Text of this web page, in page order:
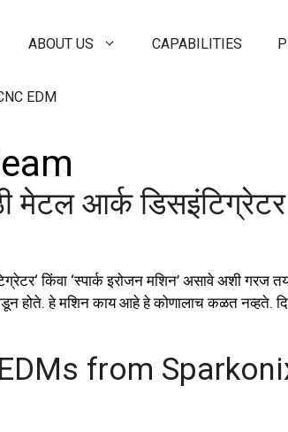
ABOUT US CAPABILITIES
EDM
मेटल आर्क डिसइंटिग्रेटर
किंवा ‘स्पार्क इरोजन मशिन’ असावे अशी
होते. हे मशिन काय आहे हे कोणालाच कळत नव्हते.
from